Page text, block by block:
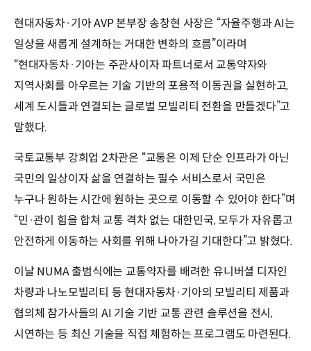
현대자동차·기아 AVP 본부장 송창현 사장은 “자율주행과 AI는
일상을 새롭게 설계하는 거대한 변화의 흐름”이라며
“현대자동차·기아는 주관사이자 파트너로서 교통약자와
지역사회를 아우르는 기술 기반의 포용적 이동권을 실현하고,
세계 도시들과 연결되는 글로벌 모빌리티 전환을 만들겠다”고
말했다.
국토교통부 강희업 2차관은 “교통은 이제 단순 인프라가 아닌
국민의 일상이자 삶을 연결하는 필수 서비스로서 국민은
누구나 원하는 시간에 원하는 곳으로 이동할 수 있어야 한다”며
“민·관이 힘을 합쳐 교통 격차 없는 대한민국, 모두가 자유롭고
안전하게 이동하는 사회를 위해 나아가길 기대한다”고 밝혔다.
이날 NUMA 출범식에는 교통약자를 배려한 유니버셜 디자인
차량과 나노모빌리티 등 현대자동차·기아의 모빌리티 제품과
협의체 참가사들의 AI 기술 기반 교통 관련 솔루션을 전시,
시연하는 등 최신 기술을 직접 체험하는 프로그램도 마련된다.